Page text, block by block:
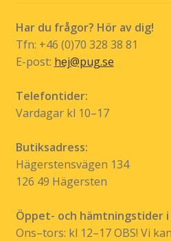
Har du frågor? Hör av dig!
Tfn: +46 (0)70 328 38 81
E-post: hej@pug.se
Telefontider:
Vardagar kl 10–17
Butiksadress:
Hägerstensvägen 134
126 49 Hägersten
Öppet- och hämtningstider i
Ons–tors: kl 12–17 OBS! Vi